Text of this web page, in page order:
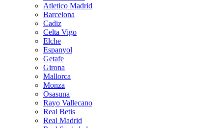
Atletico Madrid
Barcelona
Cadiz
Celta Vigo
Elche
Espanyol
Getafe
Girona
Mallorca
Monza
Osasuna
Rayo Vallecano
Real Betis
Real Madrid